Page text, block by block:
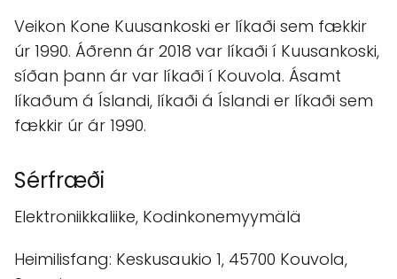
Veikon Kone Kuusankoski er líkaði sem fækkir
úr 1990. Áðrenn ár 2018 var líkaði í Kuusankoski,
síðan þann ár var líkaði í Kouvola. Ásamt
líkaðum á Íslandi, líkaði á Íslandi er líkaði sem
fækkir úr ár 1990.
Sérfræði
Elektroniikkaliike, Kodinkonemyymälä
Heimilisfang: Keskusaukio 1, 45700 Kouvola,